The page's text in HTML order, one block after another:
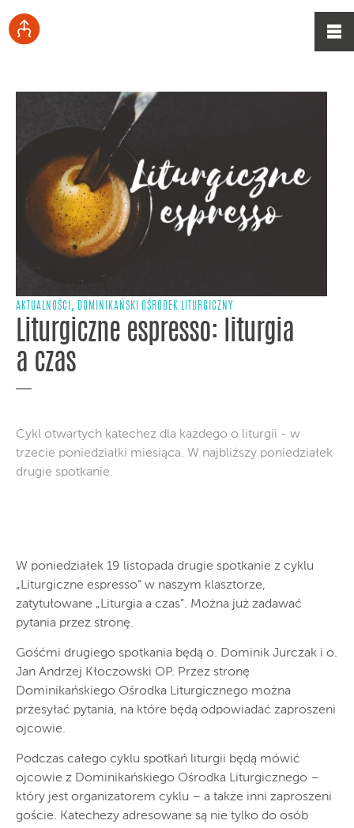
AKTUALNOŚCI , DOMINIKAŃSKI OŚRODEK LITURGICZNY
Liturgiczne espresso: liturgia
a czas
Cykl otwartych katechez dla każdego o liturgii - w
trzecie poniedziałki miesiąca. W najbliższy poniedziałek
drugie spotkanie.
W poniedziałek 19 listopada drugie spotkanie z cyklu
„Liturgiczne espresso” w naszym klasztorze,
zatytułowane „Liturgia a czas”. Można już zadawać
pytania przez stronę.
Gośćmi drugiego spotkania będą o. Dominik Jurczak i o.
Jan Andrzej Kłoczowski OP. Przez stronę
Dominikańskiego Ośrodka Liturgicznego można
przesyłać pytania, na które będą odpowiadać zaproszeni
ojcowie.
Podczas całego cyklu spotkań liturgii będą mówić
ojcowie z Dominikańskiego Ośrodka Liturgicznego –
który jest organizatorem cyklu – a także inni zaproszeni
goście. Katechezy adresowane są nie tylko do osób